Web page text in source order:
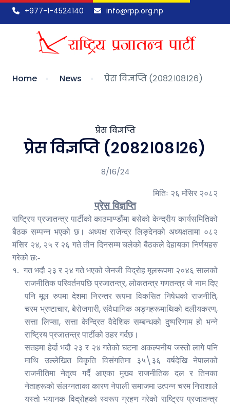
+977-1-4524140 info@rpp.org.np
Home News प्रेस विज्ञप्ति (२०८२।०८।२६)
प्रेस विज्ञप्ति
प्रेस विज्ञप्ति (२०८२।०८।२६)
8/16/24
मितिः २६ मंसिर २०८२
प्रेस विज्ञप्ति
राष्ट्रिय प्रजातन्त्र पार्टीको काठमाण्डौंमा बसेको केन्द्रीय कार्यसमितिको
बैठक सम्पन्न भएको छ। अध्यक्ष राजेन्द्र लिङ्देनको अध्यक्षतामा ०८२
मंसिर २४, २५ र २६ गते तीन दिनसम्म चलेको बैठकले देहायका निर्णयहरु
गरेको छ:-
१. गत भदौ २३ र २४ गते भएको जेनजी विद्रोह मूलरूपमा २०४६ सालको
राजनीतिक परिवर्तनपछि प्रजातन्त्र, लोकतन्त्र गणतन्त्र जे नाम दिए
पनि मूल रुपमा देशमा निरन्तर रूपमा विकसित निषेधको राजनीति,
चरम भ्रष्टाचार, बेरोजगारी,संवैधानिक अङ्गहरूमाथिको दलीयकरण,
सत्ता लिप्सा, सत्ता केन्द्रित वैदेशिक सम्बन्धको दुष्परिणाम हो भन्ने
राष्ट्रिय प्रजातन्त्र पार्टीको ठहर गर्दछ।
सतहमा हेर्दा भदौ २३ र २४ गतेको घटना अकल्पनीय जस्तो लागे पनि
माथि उल्लेखित विकृति विसंगतिमा ३५\ ३६ वर्षदेखि नेपालको
राजनीतिमा नेतृत्व गर्दै आएका मुख्य राजनीतिक दल र तिनका
नेताहरूको संलग्नताका कारण नेपाली समाजमा उत्पन्न चरम निराशाले
यस्तो भयानक विद्रोहको स्वरूप ग्रहण गरेको राष्ट्रिय प्रजातन्त्र